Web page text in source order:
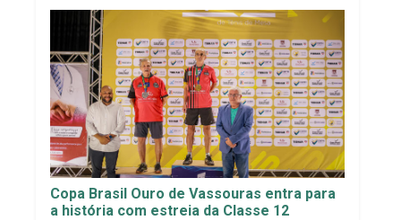
Copa Brasil Ouro de Vassouras entra para
a história com estreia da Classe 12